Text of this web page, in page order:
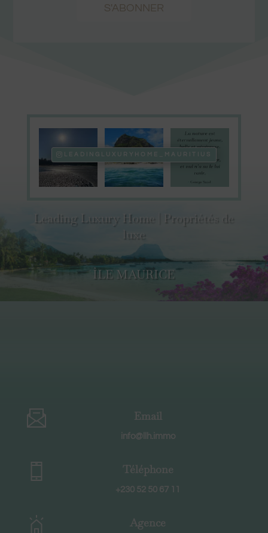
S'ABONNER
LEADINGLUXURYHOME_MAURITIUS
Leading Luxury Home | Propriétés de
luxe
ÎLE MAURICE
Email
info@llh.immo
Téléphone
+230 52 50 67 11
Agence